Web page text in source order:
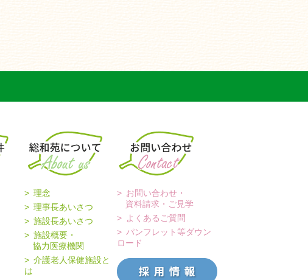
理念
理事長あいさつ
施設長あいさつ
施設概要・
協力医療機関
介護老人保健施設と
は
お問い合わせ・
資料請求・ご見学
よくあるご質問
パンフレット等ダウン
ロード